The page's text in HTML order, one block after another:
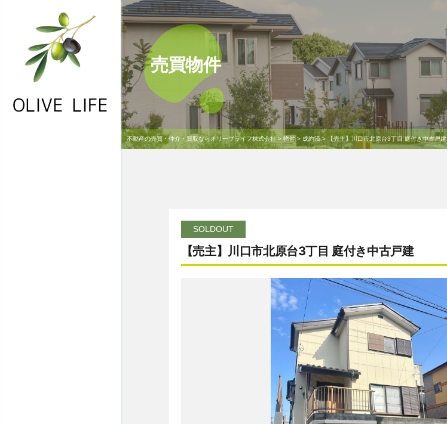
売買物件
不動産の売買・仲介・買取ならオリーブライフ株式会社>物件> 成約済>【売主】川口市北原台3丁目 庭付き中古戸建
SOLDOUT
【売主】川口市北原台3丁目 庭付き中古戸建